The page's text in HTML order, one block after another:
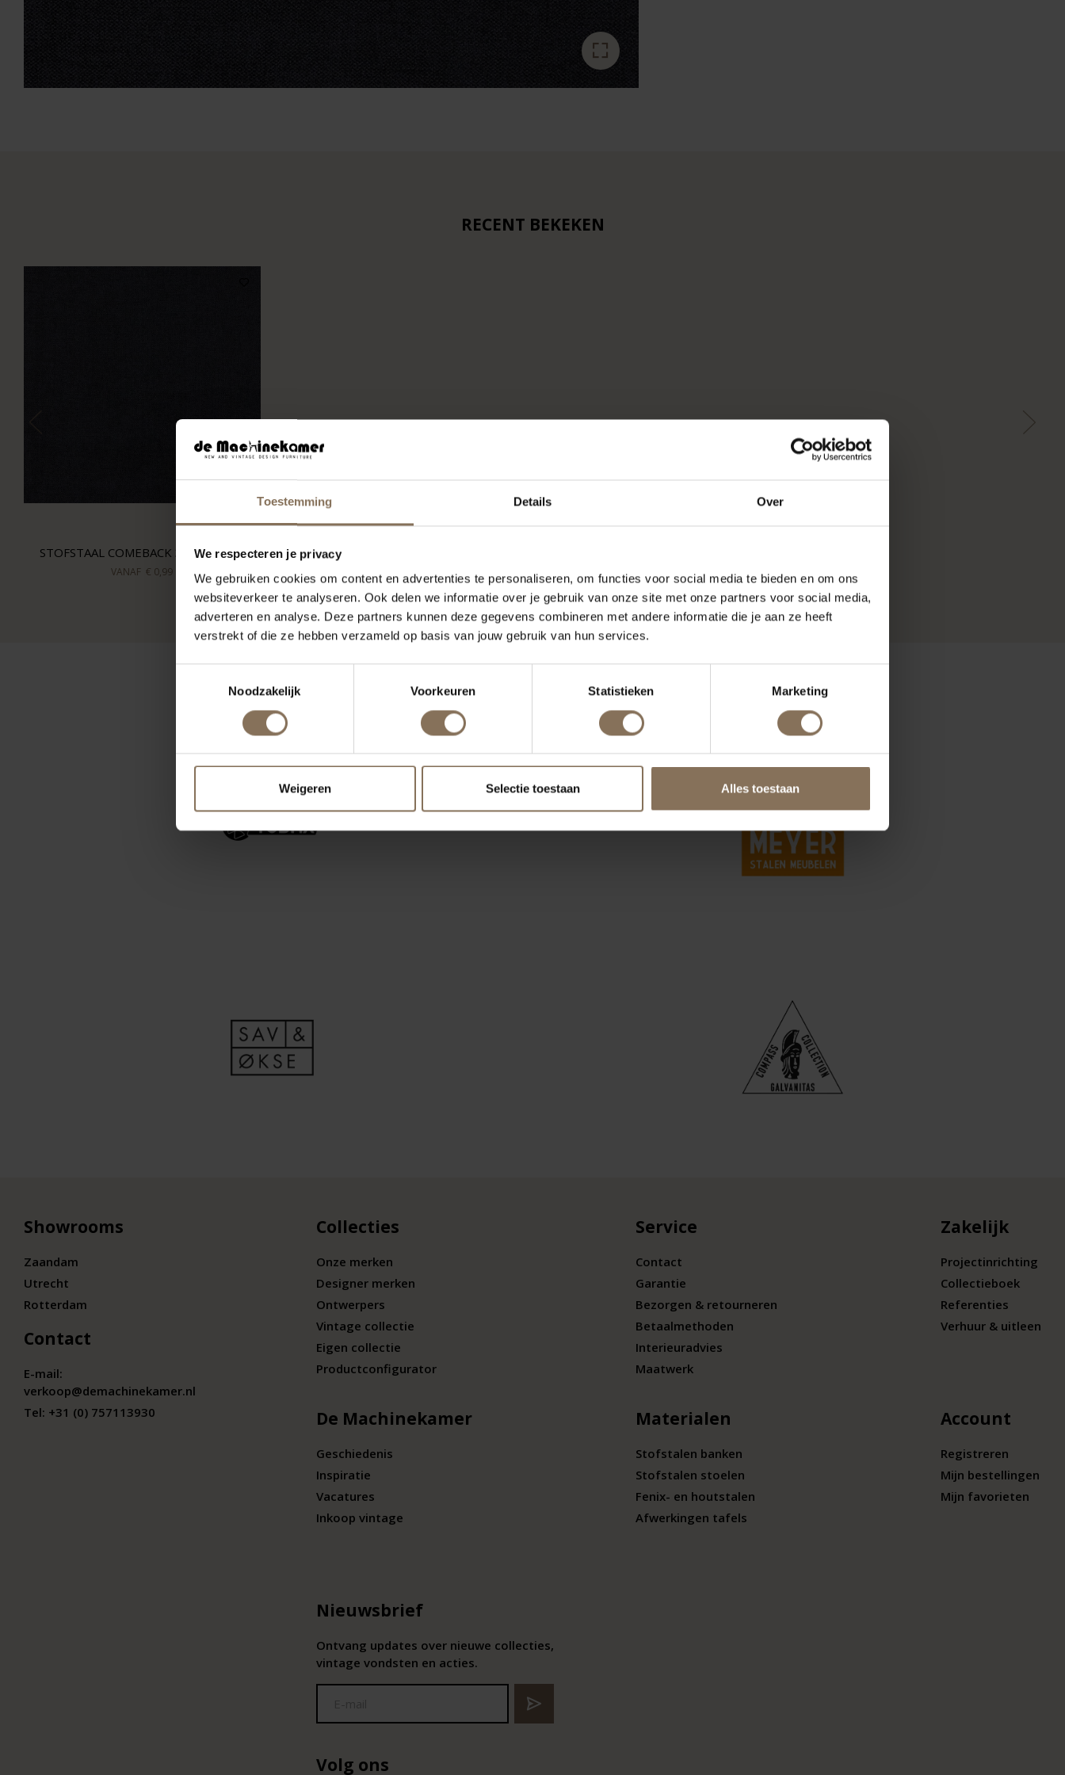
Toestemming Details Over
We respecteren je privacy
We gebruiken cookies om content en advertenties te personaliseren, om functies voor social media te bieden en om ons
websiteverkeer te analyseren. Ook delen we informatie over je gebruik van onze site met onze partners voor social media,
adverteren en analyse. Deze partners kunnen deze gegevens combineren met andere informatie die je aan ze heeft
verstrekt of die ze hebben verzameld op basis van jouw gebruik van hun services.
Noodzakelijk
Voorkeuren Statistieken Marketing
Weigeren Selectie toestaan Alles toestaan
RECENT BEKEKEN
STOFSTAAL COMEBACK 37 | BLAUW
VANAF € 0,99
ONZE MERKEN
Showrooms
Zaandam
Utrecht
Rotterdam
Contact
E-mail:
verkoop@demachinekamer.nl
Tel: +31 (0) 757113930
Collecties
Onze merken
Designer merken
Ontwerpers
Vintage collectie
Eigen collectie
Productconfigurator
De Machinekamer
Geschiedenis
Inspiratie
Vacatures
Inkoop vintage
Service
Contact
Garantie
Bezorgen & retourneren
Betaalmethoden
Interieuradvies
Maatwerk
Materialen
Stofstalen banken
Stofstalen stoelen
Fenix- en houtstalen
Afwerkingen tafels
Zakelijk
Projectinrichting
Collectieboek
Referenties
Verhuur & uitleen
Account
Registreren
Mijn bestellingen
Mijn favorieten
Nieuwsbrief
Ontvang updates over nieuwe collecties,
vintage vondsten en acties.
Volg ons